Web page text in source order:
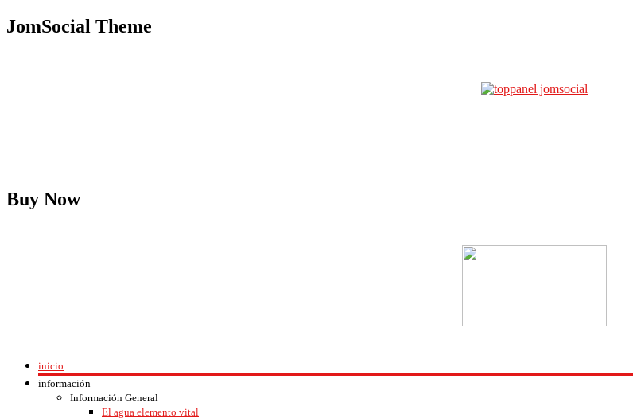
JomSocial Theme
Buy Now
inicio
información
Información General
El agua elemento vital